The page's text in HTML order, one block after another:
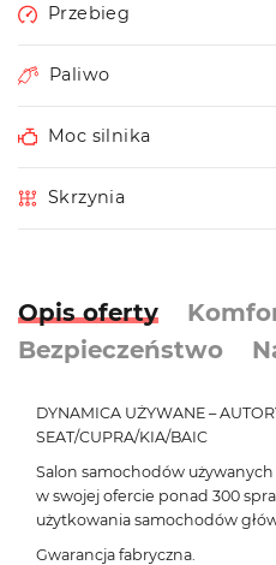
Przebieg
Paliwo
Moc silnika
Skrzynia
Opis oferty
Bezpieczeństwo
DYNAMICA UŻYWANE –
SEAT/CUPRA/KIA/BAIC
Salon samochodów
w swojej ofercie ponad 300
użytkowania samochodów
Gwarancja fabryczna.